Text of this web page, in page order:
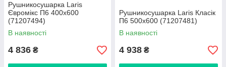
Рушникосушарка Laris
Євромікс П6 400х600
(71207494)
В наявності
4 836 ₴
Рушникосушарка Laris Класік
П6 500x600 (71207481)
В наявності
4 938 ₴